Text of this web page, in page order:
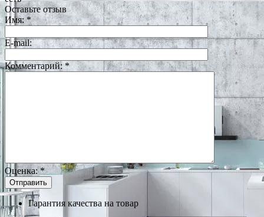
Оставьте отзыв
Имя:*
E-mail:
Комментарий:*
Оценка: *
Гарантия качества на товар